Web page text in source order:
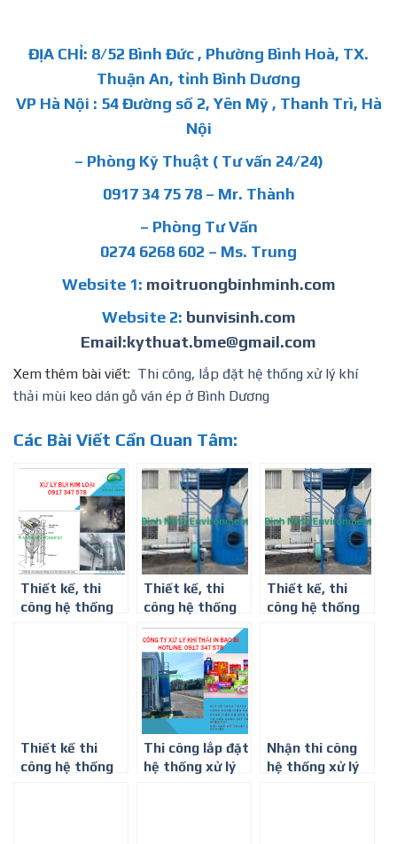
ĐỊA CHỈ: 8/52 Bình Đức , Phường Bình Hoà, TX.
Thuận An, tỉnh Bình Dương
VP Hà Nội : 54 Đường số 2, Yên Mỹ , Thanh Trì, Hà
Nội
– Phòng Kỹ Thuật ( Tư vấn 24/24)
0917 34 75 78 – Mr. Thành
– Phòng Tư Vấn
0274 6268 602 – Ms. Trung
Website 1: moitruongbinhminh.com
Website 2: bunvisinh.com
Email:kythuat.bme@gmail.com
Xem thêm bài viết: Thi công, lắp đặt hệ thống xử lý khí
thải mùi keo dán gỗ ván ép ở Bình Dương
Các Bài Viết Cần Quan Tâm:
Thiết kế, thi
công hệ thống
Thiết kế, thi
công hệ thống
xử lý bụi kim loại
ở Thành phố Hồ
Chí Minh
Thiết kế, thi
công hệ thống
Thiết kế thi
công hệ thống
Thi công lắp đặt
hệ thống xử lý
Nhận thi công
hệ thống xử lý